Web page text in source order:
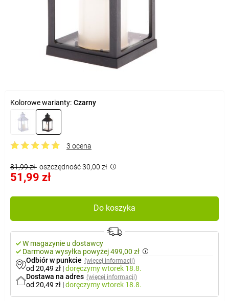
Kolorowe warianty: Czarny
3 ocena
81,99 zł oszczędność 30,00 zł
51,99 zł
Do koszyka
W magazynie u dostawcy
Darmowa wysyłka powyżej 499,00 zł
Odbiór w punkcie (więcej informacji)
od 20,49 zł |doręczymywtorek 18.8.
Dostawa na adres (więcej informacji)
od 20,49 zł |doręczymywtorek 18.8.